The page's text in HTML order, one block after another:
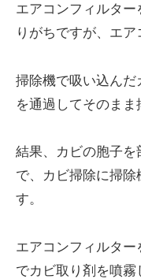
エアコンフィルタ
りがちですが、エア
掃除機で吸い込ん
を通過してそのまま
結果、カビの胞子
で、カビ掃除に掃除
す。
エアコンフィルタ
でカビ取り剤を噴